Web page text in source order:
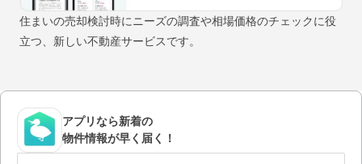
住まいの売却検討時にニーズの調査や相場価格のチェックに役
立つ、新しい不動産サービスです。
アプリなら新着の
物件情報が早く届く！